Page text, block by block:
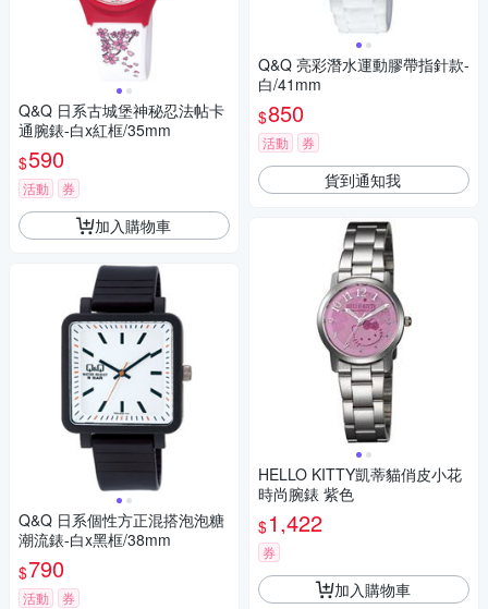
Q&Q 日系古城堡神秘忍法帖卡
通腕錶-白x紅框/35mm
$590
活動 券
加入購物車
Q&Q 日系個性方正混搭泡泡糖
潮流錶-白x黑框/38mm
$790
活動 券
Q&Q 亮彩潛水運動膠帶指針款-
白/41mm
$850
活動 券
貨到通知我
HELLO KITTY凱蒂貓俏皮小花
時尚腕錶 紫色
$1,422
券
加入購物車